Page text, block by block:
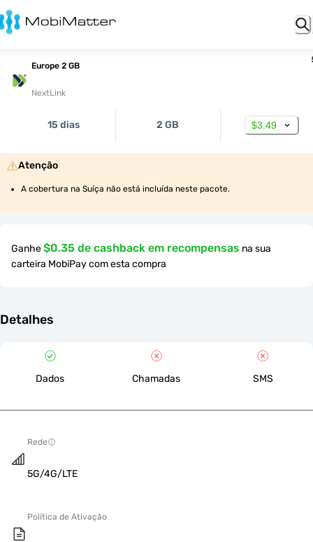
Europe 2 GB
NextLink
15 dias 2 GB $3.49
Atenção
A cobertura na Suíça não está incluída neste pacote.
Ganhe$0.35 de cashback em recompensas na sua
carteira MobiPay com esta compra
Detalhes
Dados Chamadas SMS
Rede
5G/4G/LTE
Política de Ativação